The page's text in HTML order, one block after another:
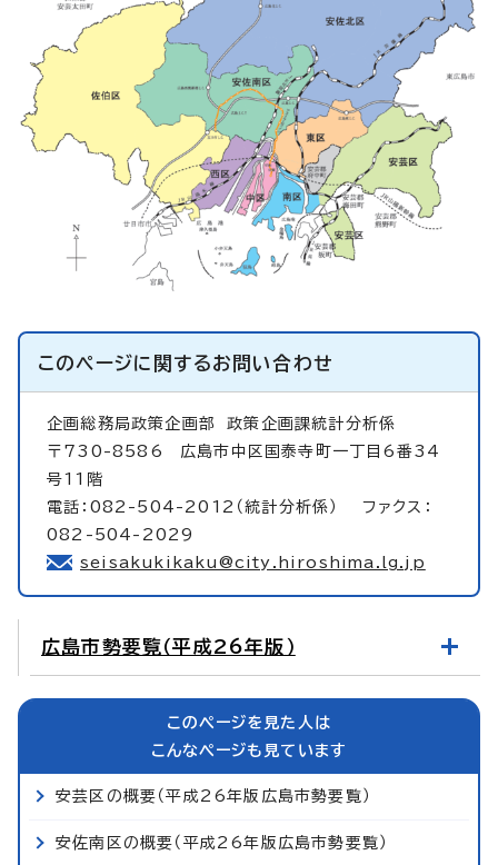
このページに関するお問い合わせ
企画総務局政策企画部政策企画課統計分析係
〒730-8586 広島市中区国泰寺町一丁目6番34
号11階
電話：082-504-2012（統計分析係） ファクス：
082-504-2029
seisakukikaku@city.hiroshima.lg.jp
広島市勢要覧（平成26年版）
このページを見た人は
こんなページも見ています
安芸区の概要（平成26年版広島市勢要覧）
安佐南区の概要（平成26年版広島市勢要覧）